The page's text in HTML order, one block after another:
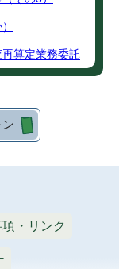
算定業務委託
・リンク